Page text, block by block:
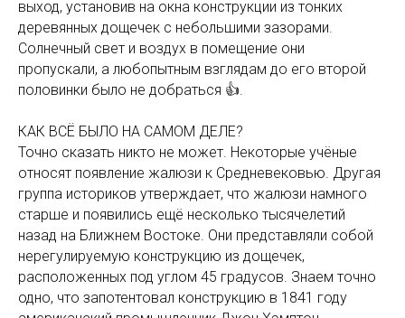
выход, установив на окна конструкции из тонких
деревянных дощечек с небольшими зазорами.
Солнечный свет и воздух в помещение они
пропускали, а любопытным взглядам до его второй
половинки было не добраться 👍.
КАК ВСЁ БЫЛО НА САМОМ ДЕЛЕ?
Точно сказать никто не может. Некоторые учёные
относят появление жалюзи к Средневековью. Другая
группа историков утверждает, что жалюзи намного
старше и появились ещё несколько тысячелетий
назад на Ближнем Востоке. Они представляли собой
нерегулируемую конструкцию из дощечек,
расположенных под углом 45 градусов. Знаем точно
одно, что запотентовал конструкцию в 1841 году